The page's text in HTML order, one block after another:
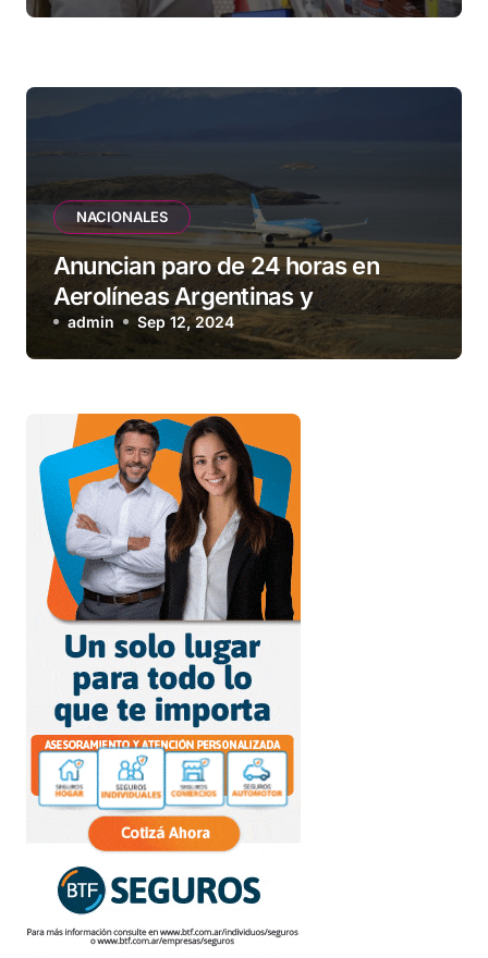
NACIONALES
Anuncian paro de 24 horas en
Aerolíneas Argentinas y
compañías low cost para el
viernes
admin Sep 12, 2024